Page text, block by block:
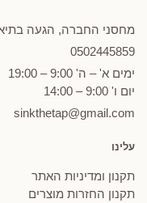
מחסני החברה, הגעה בתיאום
0502445859
ימים א' – ה' 9:00 – 19:00
יום ו' 9:00 – 14:00
sinkthetap@gmail.com
עלינו
תקנון ומדיניות האתר
תקנון החזרות מוצרים